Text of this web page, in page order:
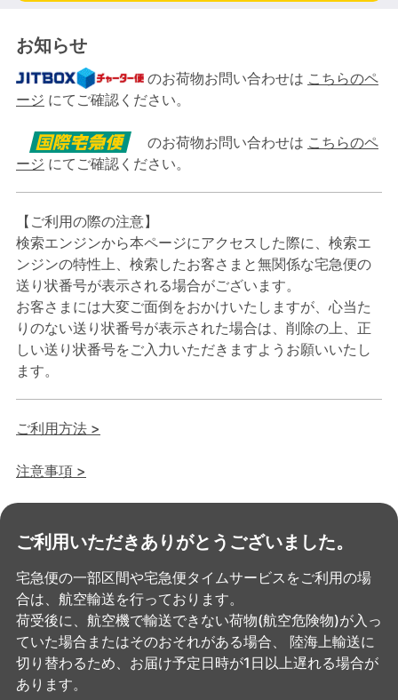
お知らせ
のお荷物お問い合わせは こちらのペ
ージ にてご確認ください。
のお荷物お問い合わせは こちらのペ
ージ にてご確認ください。
【ご利用の際の注意】
検索エンジンから本ページにアクセスした際に、検索エ
ンジンの特性上、検索したお客さまと無関係な宅急便の
送り状番号が表示される場合がございます。
お客さまには大変ご面倒をおかけいたしますが、心当た
りのない送り状番号が表示された場合は、削除の上、正
しい送り状番号をご入力いただきますようお願いいたし
ます。
ご利用方法 >
注意事項 >
ご利用いただきありがとうございました。
宅急便の一部区間や宅急便タイムサービスをご利用の場
合は、航空輸送を行っております。
荷受後に、航空機で輸送できない荷物(航空危険物)が入っ
ていた場合またはそのおそれがある場合、
陸海上輸送に
切り替わるため、お届け予定日時が1日以上遅れる場合が
あります。